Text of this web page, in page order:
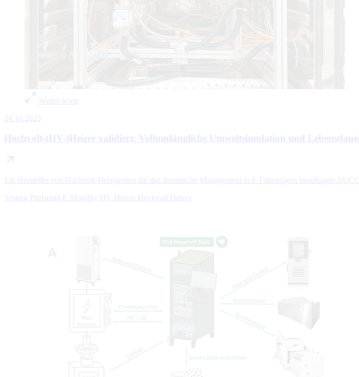
Weiter lesen
24.10.2025
Hochvolt-(HV-)Heizer validiert: Vollumfängliche Umweltsimulation und
Ein Hersteller von Hochvolt-Heizgeräten für das thermische Management in E Fahrzeugen beauftragte
Testing Prüfstand E-Mobility HV-Heizer Hochvolt Heizer